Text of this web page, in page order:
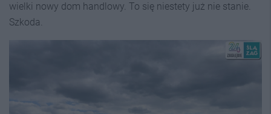
wielki nowy dom handlowy. To się niestety już nie stanie.
Szkoda.